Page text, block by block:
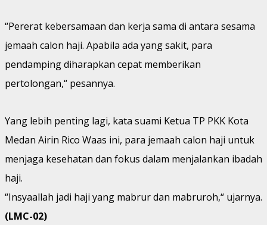
“Pererat kebersamaan dan kerja sama di antara sesama
jemaah calon haji. Apabila ada yang sakit, para
pendamping diharapkan cepat memberikan
pertolongan,“ pesannya.
Yang lebih penting lagi, kata suami Ketua TP PKK Kota
Medan Airin Rico Waas ini, para jemaah calon haji untuk
menjaga kesehatan dan fokus dalam menjalankan ibadah
haji.
“Insyaallah jadi haji yang mabrur dan mabruroh,“ ujarnya.
(LMC-02)